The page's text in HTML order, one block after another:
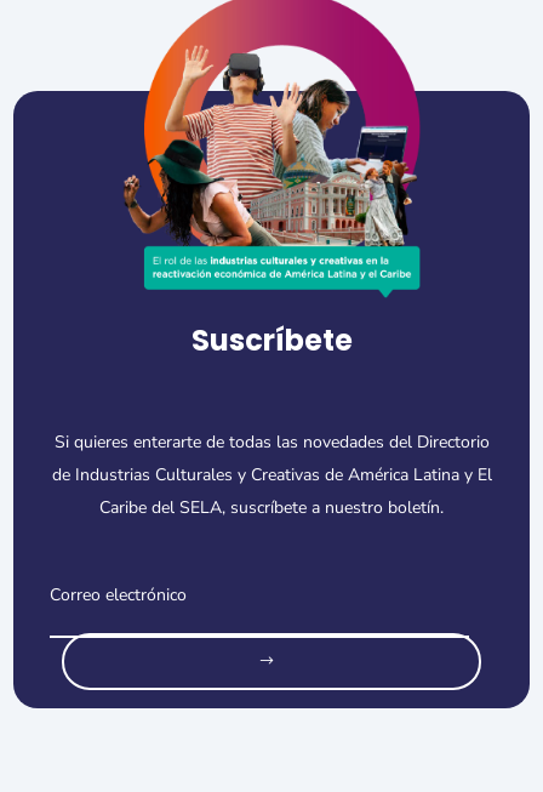
Suscríbete
Si quieres enterarte de todas las novedades del Directorio
de Industrias Culturales y Creativas de América Latina y El
Caribe del SELA, suscríbete a nuestro boletín.